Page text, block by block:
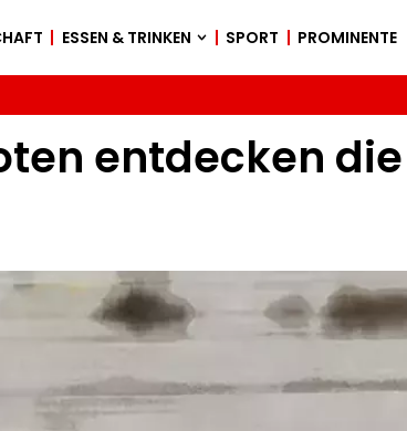
ESSEN & TRINKEN SPORT PROMINENTE
entdecken die